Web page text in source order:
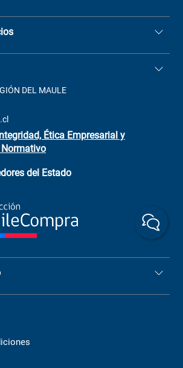
+(73) 256
9549
Chorrillos
(73)
DEL MAULE
Ética Empresarial y
del Estado